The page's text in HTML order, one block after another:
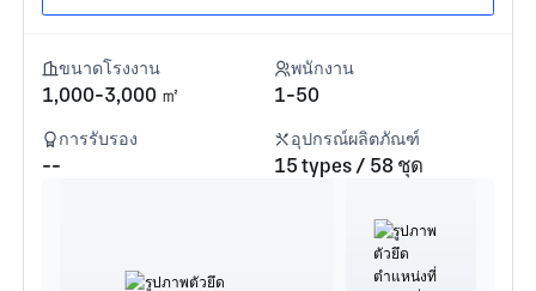
ขนาดโรงงาน
1,000-3,000 ㎡
พนักงาน
1-50
การรับรอง
--
อุปกรณ์ผลิตภัณฑ์
15 types / 58 ชุด